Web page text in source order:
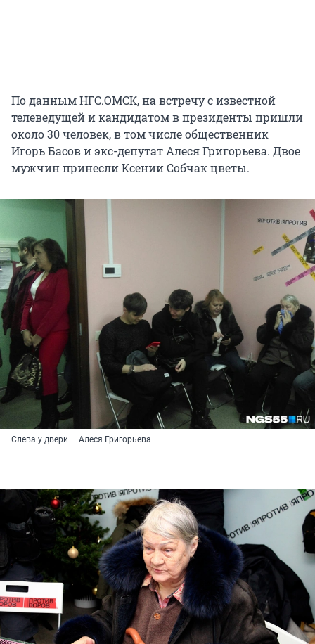
По данным НГС.ОМСК, на встречу с известной
телеведущей и кандидатом в президенты пришли
около 30 человек, в том числе общественник
Игорь Басов и экс-депутат Алеся Григорьева. Двое
мужчин принесли Ксении Собчак цветы.
Слева у двери — Алеся Григорьева